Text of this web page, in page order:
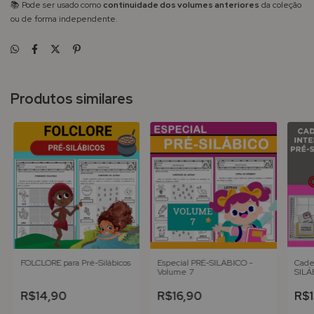
📚 Pode ser usado como continuidade dos volumes anteriores da coleção
ou de forma independente.
Produtos similares
FOLCLORE para Pré-Silábicos
R$14,90
Especial PRÉ-SILÁBICO -
Volume 7
R$16,90